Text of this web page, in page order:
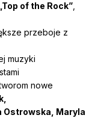
„Top of the Rock”
przeboje z
muzyki
nowe
Ostrowska, Maryla